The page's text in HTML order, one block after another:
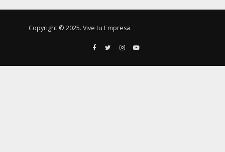
Copyright © 2025. Vive tu Empresa